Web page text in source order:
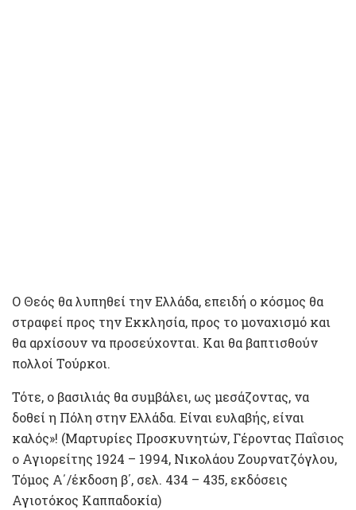
Ο Θεός θα λυπηθεί την Ελλάδα, επειδή ο κόσμος θα
στραφεί προς την Εκκλησία, προς το μοναχισμό και
θα αρχίσουν να προσεύχονται. Και θα βαπτισθούν
πολλοί Τούρκοι.
Τότε, ο βασιλιάς θα συμβάλει, ως μεσάζοντας, να
δοθεί η Πόλη στην Ελλάδα. Είναι ευλαβής, είναι
καλός»! (Μαρτυρίες Προσκυνητών, Γέροντας Παΐσιος
ο Αγιορείτης 1924 – 1994, Νικολάου Ζουρνατζόγλου,
Τόμος Α΄/έκδοση β΄, σελ. 434 – 435, εκδόσεις
Αγιοτόκος Καππαδοκία)